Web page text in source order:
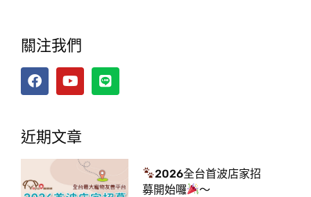
室內有冷氣、最重要的是～不怕下雨！
還可以直接看到工作人員做滷味的製作過程、可以看
到製作滷味的機器、滷味的歷史走廊～
關注我們
近期文章
2026全台首波店家招
募開始囉
～